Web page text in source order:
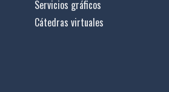
Servicios gráficos
Cátedras virtuales